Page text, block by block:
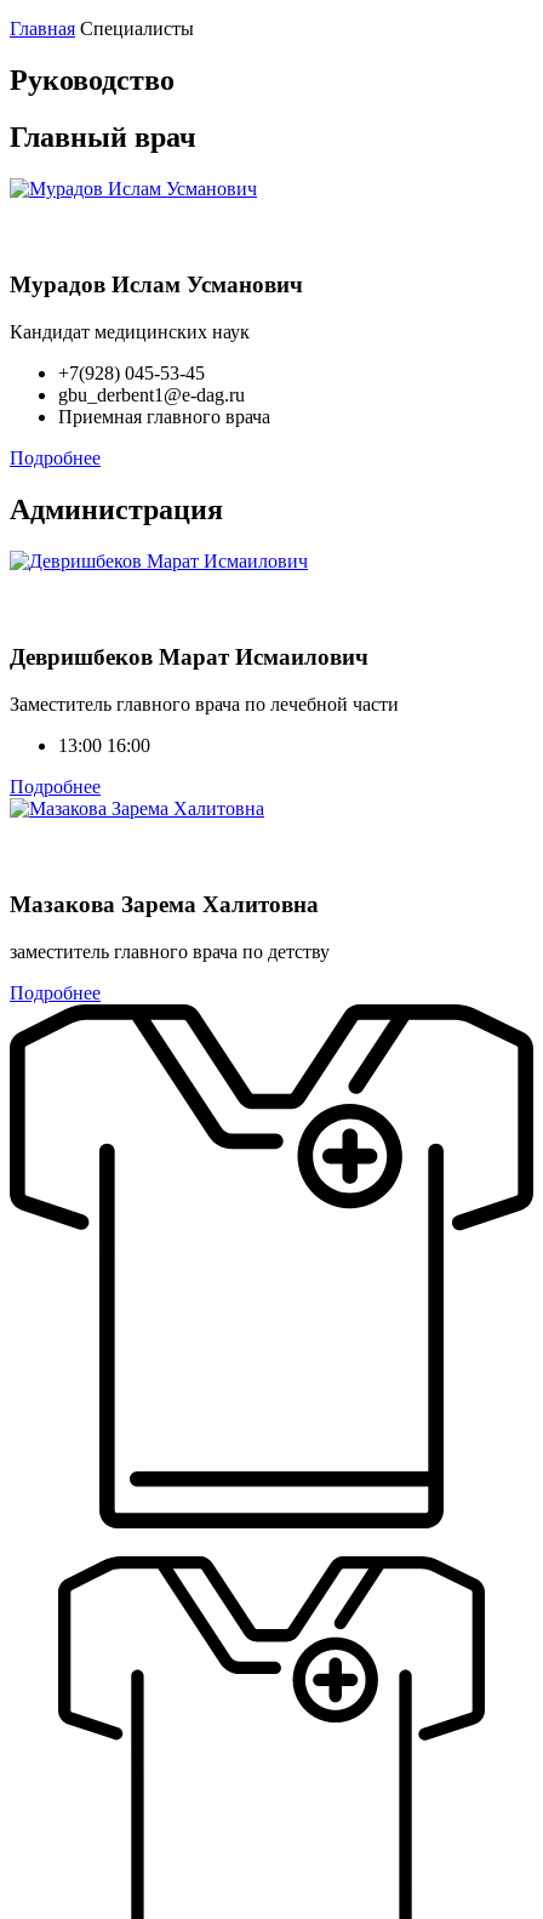
Главная Специалисты
Руководство
Главный врач
Мурадов Ислам Усманович
Кандидат медицинских наук
+7(928) 045-53-45
gbu_derbent1@e-dag.ru
Приемная главного врача
Подробнее
Администрация
Девришбеков Марат Исмаилович
Заместитель главного врача по лечебной части
13:00 16:00
Подробнее
Мазакова Зарема Халитовна
заместитель главного врача по детству
Подробнее